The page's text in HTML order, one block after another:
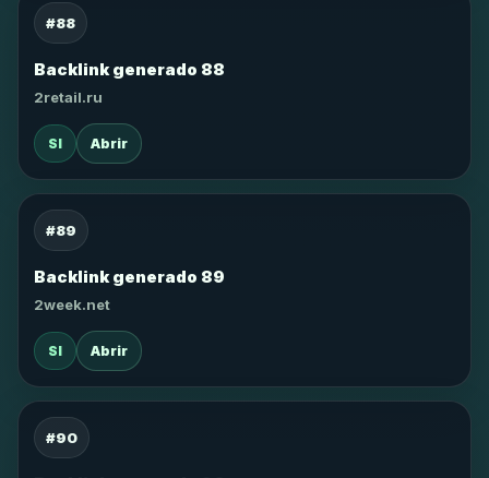
#88
Backlink generado 88
2retail.ru
SI Abrir
#89
Backlink generado 89
2week.net
SI Abrir
#90